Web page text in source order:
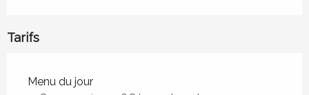
Tarifs
Tarifs 2026
Menu du jour